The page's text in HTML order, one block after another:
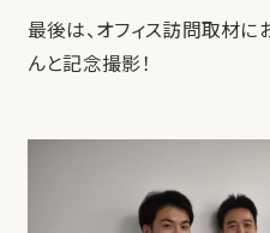
最後は、オフィス訪問取材
んと記念撮影！